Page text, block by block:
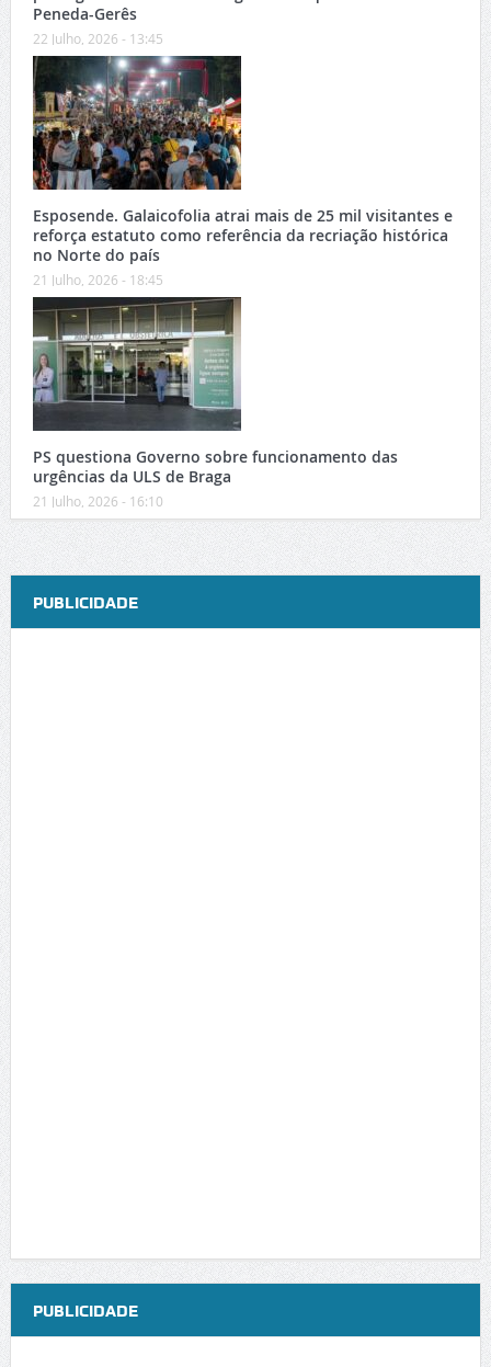
Peneda-Gerês
22 Julho, 2026 - 13:45
Esposende. Galaicofolia atrai mais de 25 mil visitantes e
reforça estatuto como referência da recriação histórica
no Norte do país
21 Julho, 2026 - 18:45
PS questiona Governo sobre funcionamento das
urgências da ULS de Braga
21 Julho, 2026 - 16:10
PUBLICIDADE
PUBLICIDADE